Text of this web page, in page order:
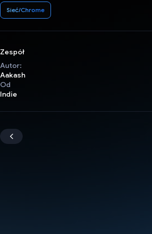
Sieć/Chrome
Zespół
Autor:
Aakash
Od
Indie